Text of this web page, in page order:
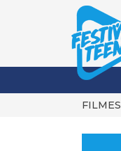
FILMES